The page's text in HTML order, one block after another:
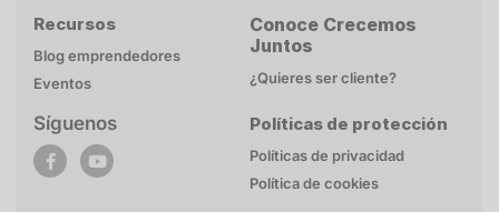
Recursos
Blog emprendedores
Eventos
Síguenos
Conoce Crecemos
Juntos
¿Quieres ser cliente?
Políticas de protección
Políticas de privacidad
Política de cookies
POLÍTICA DE COOKIES
Esta página web utiliza cookies necesarias para su